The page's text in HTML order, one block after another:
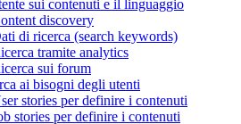
sui contenuti e il linguaggio
discovery
di ricerca (search keywords)
tramite analytics
sui forum
ai bisogni degli utenti
stories per definire i contenuti
stories per definire i contenuti